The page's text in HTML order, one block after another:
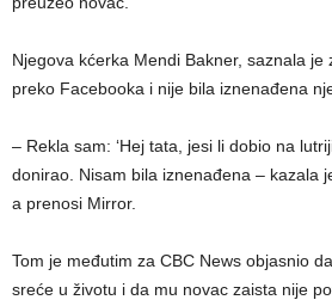
Njegova kćerka Mendi Bakner, saznala je
preko Facebooka i nije bila iznenađena
– Rekla sam: ‘Hej tata, jesi li dobio na
donirao. Nisam bila iznenađena – kazala
a prenosi Mirror.
Tom je međutim za CBC News objasnio
sreće u životu i da mu novac zaista nije